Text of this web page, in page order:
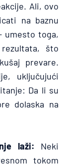
Ali, ovo
na baznu
umesto toga,
što
prevare.
uključujući
Da li su
dolaska na
laži: Neki
tokom